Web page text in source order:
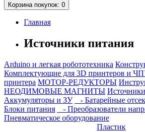
Корзинапокупок: 0
Главная
Источники питания
Arduino и легкая робототехника
Комплектующие для 3D принтеров и
принтера МОТОР-РЕДУКТОРЫ
НЕОДИМОВЫЕ МАГНИТЫ
Аккумуляторы и ЗУ
- Батарейные
Блоки питания
- Преобразователи
Пневматическое оборудование
Пластик